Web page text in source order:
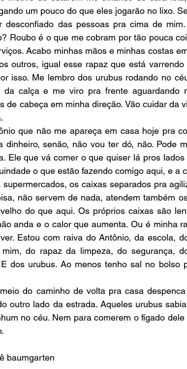
um pouco do que eles jogarão no lixo.
desconfiado das pessoas pra cima de
Roubo é o que me cobram por tão pouca
Acabo minhas mãos e minhas costas
outros, igual esse rapaz que está
isso. Me lembro dos urubus rodando no
da calça e me viro pra frente aguardando
de cabeça em minha direção. Vão cuidar da
dinheiro, senão, não vou ter dó, não. Pode
Ele que vá comer o que quiser lá pros
o que estão fazendo comigo aqui, e a
não servem de nada, atendem também
do que aqui. Os próprios caixas são
anda e o calor que aumenta. Ou é minha
Estou com raiva do Antônio, da escola,
do rapaz da limpeza, do segurança,
E dos urubus. Ao menos tenho sal no bolso
outro lado da estrada. Aqueles urubus
no céu. Nem para comerem o fígado
baumgarten